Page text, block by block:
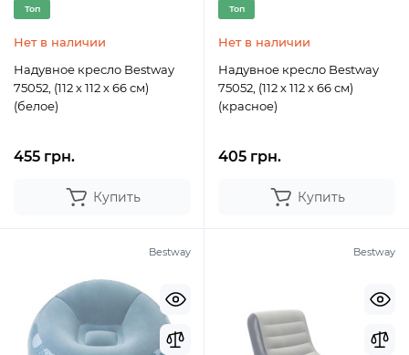
Топ
Нет в наличии
Надувное кресло Bestway
75052, (112 х 112 х 66 см)
(белое)
455 грн.
Купить
Топ
Нет в наличии
Надувное кресло Bestway
75052, (112 х 112 х 66 см)
(красное)
405 грн.
Купить
Bestway Bestway